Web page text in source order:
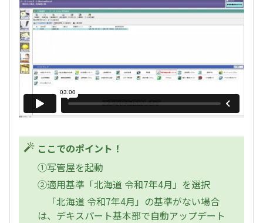
ここでのポイント！
①写管屋を起動
②適用基準「北海道 令和7年4月」を選択
「北海道 令和7年4月」の基準がない場合
は、デキスパート基本部で自動アップデート